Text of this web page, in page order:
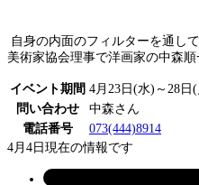
自身の内面のフィルターを通し
美術家協会理事で洋画家の中森
イベント期間 4月23日(水)～28日
問い合わせ
中森さん
電話番号
073(444)8914
4月4日現在の情報です